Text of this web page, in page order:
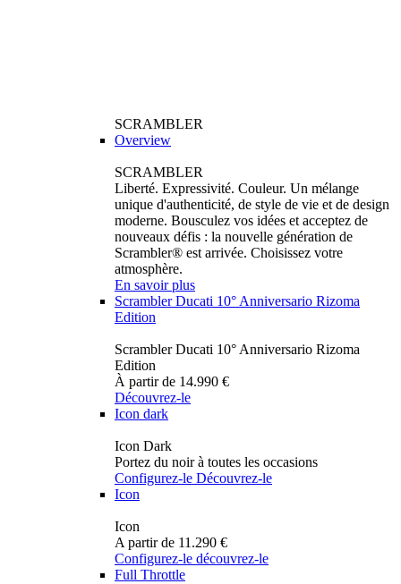
SCRAMBLER
Overview
SCRAMBLER
Liberté. Expressivité. Couleur. Un mélange
unique d'authenticité, de style de vie et de design
moderne. Bousculez vos idées et acceptez de
nouveaux défis : la nouvelle génération de
Scrambler® est arrivée. Choisissez votre
atmosphère.
En savoir plus
Scrambler Ducati 10° Anniversario Rizoma
Edition
Scrambler Ducati 10° Anniversario Rizoma
Edition
À partir de 14.990 €
Découvrez-le
Icon dark
Icon Dark
Portez du noir à toutes les occasions
Configurez-le Découvrez-le
Icon
Icon
A partir de 11.290 €
Configurez-le découvrez-le
Full Throttle